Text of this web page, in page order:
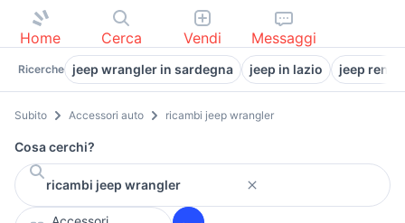
Home Cerca Vendi Messaggi
Ricerche jeep wrangler in sardegna jeep in lazio jeep
Subito Accessori auto ricambi jeep wrangler
Cosa cerchi?